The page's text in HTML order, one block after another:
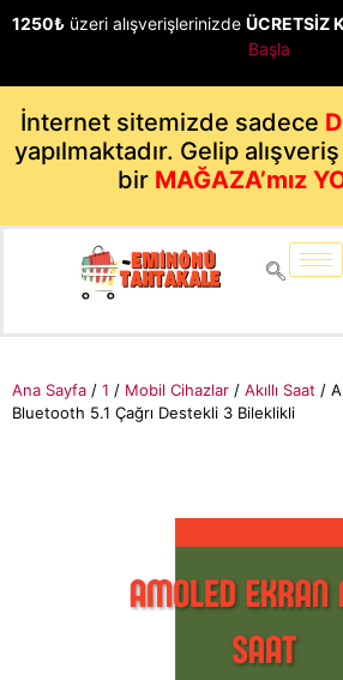
1250₺ üzeri alışverişlerinizde ÜCRETSİZ
Başla
İnternet sitemizde sadece
yapılmaktadır. Gelip
bir MAĞAZA’mız
Ana Sayfa / 1 / Mobil Cihazlar / Akıllı Saat /
Bluetooth 5.1 Çağrı Destekli 3 Bileklikli